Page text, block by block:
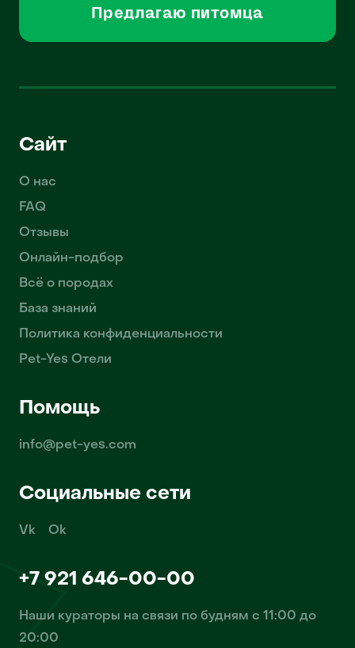
Предлагаю питомца
Сайт
О нас
FAQ
Отзывы
Онлайн-подбор
Всё о породах
База знаний
Политика конфиденциальности
Pet-Yes Отели
Помощь
info@pet-yes.com
Социальные сети
Vk Ok
+7 921 646-00-00
Наши кураторы на связи по будням с 11:00 до
20:00